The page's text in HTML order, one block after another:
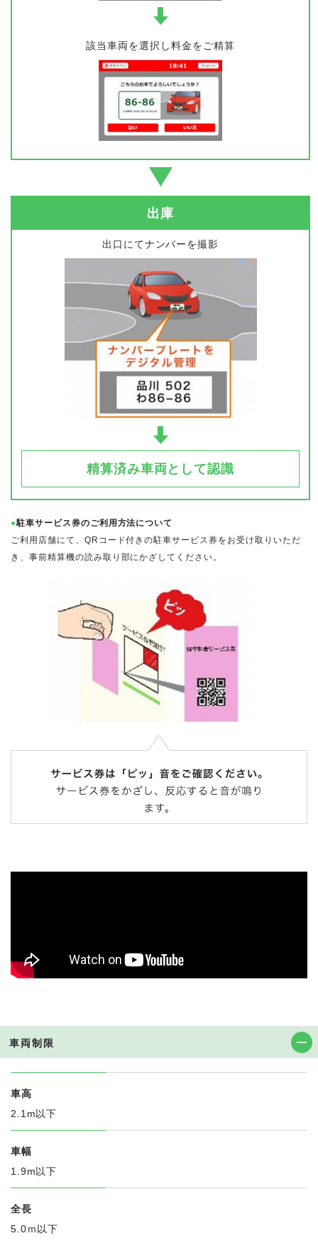
該当車両を選択し料金をご精算
出庫
出口にてナンバーを撮影
精算済み車両として認識
●駐車サービス券のご利用方法について
ご利用店舗にて、QRコード付きの駐車サービス券をお受け取りいただ
き、事前精算機の読み取り部にかざしてください。
車両制限
車高
2.1m以下
車幅
1.9m以下
全長
5.0ｍ以下